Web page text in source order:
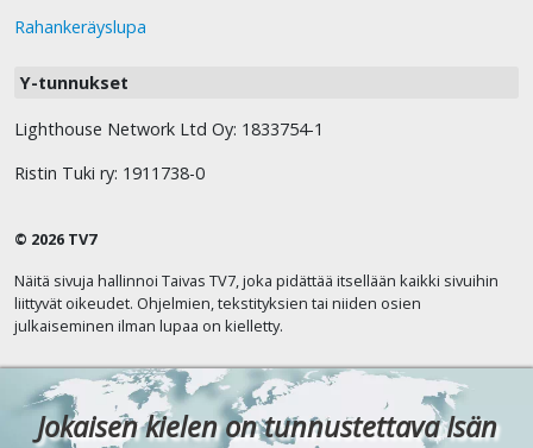
Rahankeräyslupa
Y-tunnukset
Lighthouse Network Ltd Oy: 1833754-1
Ristin Tuki ry: 1911738-0
© 2026 TV7
Näitä sivuja hallinnoi Taivas TV7, joka pidättää itsellään kaikki sivuihin
liittyvät oikeudet. Ohjelmien, tekstityksien tai niiden osien
julkaiseminen ilman lupaa on kielletty.
Jokaisen kielen on tunnustettava Isän